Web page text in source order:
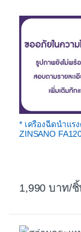
* เครื่องฉีดน้ำแร
ZINSANO
1,990 /